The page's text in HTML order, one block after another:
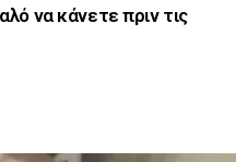
να κάνετε πριν τις